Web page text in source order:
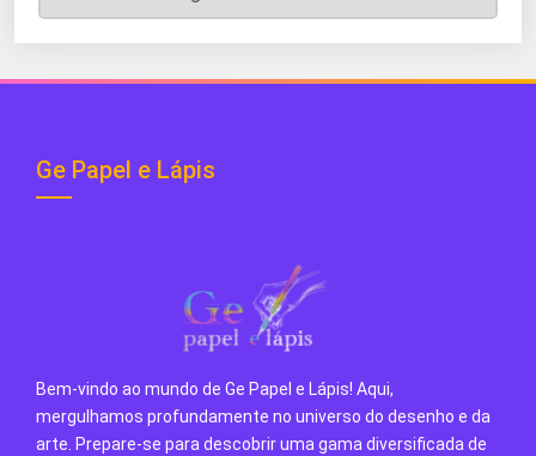
do
Blog
Ge Papel e Lápis
Bem-vindo ao mundo de Ge Papel e Lápis! Aqui,
mergulhamos profundamente no universo do desenho e da
arte. Prepare-se para descobrir uma gama diversificada de